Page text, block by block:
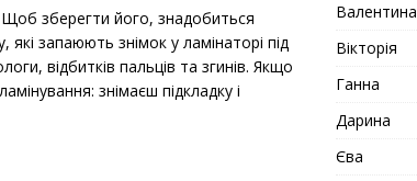
Щоб зберегти його, знадобиться
запаюють знімок у ламінаторі під
відбитків пальців та згинів. Якщо
знімаєш підкладку і
Валентина
Вікторія
Ганна
Дарина
Єва